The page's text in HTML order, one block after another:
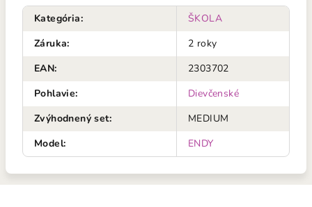
Kategória:
ŠKOLA
Záruka:
2 roky
EAN:
2303702
Pohlavie:
Dievčenské
Zvýhodnený set:
MEDIUM
Model: ENDY